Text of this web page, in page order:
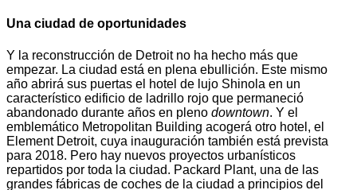
Una ciudad de oportunidades
Y la reconstrucción de Detroit no ha hecho más que
empezar. La ciudad está en plena ebullición. Este mismo
año abrirá sus puertas el hotel de lujo Shinola en un
característico edificio de ladrillo rojo que permaneció
abandonado durante años en pleno downtown. Y el
emblemático Metropolitan Building acogerá otro hotel, el
Element Detroit, cuya inauguración también está prevista
para 2018. Pero hay nuevos proyectos urbanísticos
repartidos por toda la ciudad. Packard Plant, una de las
grandes fábricas de coches de la ciudad a principios del